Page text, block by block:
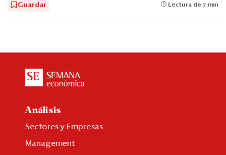
Guardar Lectura de 7 min
Análisis
Sectores y Empresas
Management